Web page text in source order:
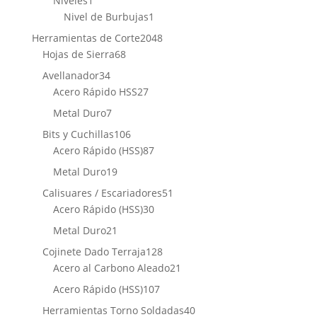
producto
Nivel de Burbujas1
producto
Herramientas de Corte20482048
Hojas de Sierra6868
Avellanador3434
productos
Acero Rápido HSS2727
Metal Duro77
productos
Bits y Cuchillas106106
productos
Acero Rápido (HSS)8787
Metal Duro1919
productos
Calisuares / Escariadores51
Acero Rápido (HSS)3030
Metal Duro21
productos
Cojinete Dado Terraja128128
productos
Acero al Carbono Aleado21
Acero Rápido (HSS)107107
productos
Herramientas Torno Soldadas4040